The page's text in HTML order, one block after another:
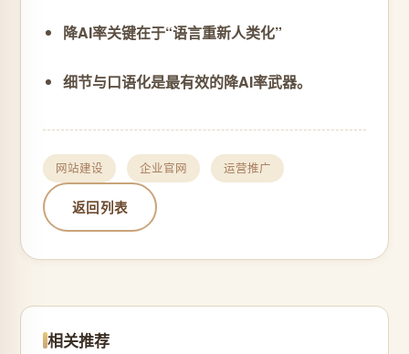
降AI率关键在于“语言重新人类化”
细节与口语化是最有效的降AI率武器。
网站建设 企业官网 运营推广
返回列表
相关推荐